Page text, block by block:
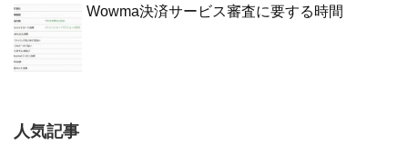
Wowma決済サービス審査に要する時間
人気記事